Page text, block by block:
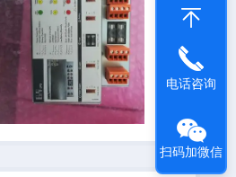
电话咨询
扫码加微信